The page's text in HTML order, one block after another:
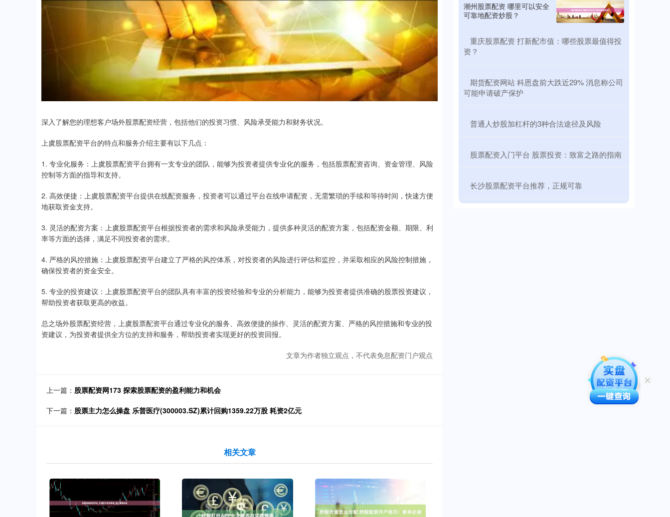
深入了解您的理想客户场外股票配资经营，包括他们的投资习惯、风险承受能力和财务状况。
上虞股票配资平台的特点和服务介绍主要有以下几点：
1. 专业化服务：上虞股票配资平台拥有一支专业的团队，能够为投资者提供专业化的服务，包括股票配资咨询、资金管理、风险
控制等方面的指导和支持。
2. 高效便捷：上虞股票配资平台提供在线配资服务，投资者可以通过平台在线申请配资，无需繁琐的手续和等待时间，快速方便
地获取资金支持。
3. 灵活的配资方案：上虞股票配资平台根据投资者的需求和风险承受能力，提供多种灵活的配资方案，包括配资金额、期限、利
率等方面的选择，满足不同投资者的需求。
4. 严格的风控措施：上虞股票配资平台建立了严格的风控体系，对投资者的风险进行评估和监控，并采取相应的风险控制措施，
确保投资者的资金安全。
5. 专业的投资建议：上虞股票配资平台的团队具有丰富的投资经验和专业的分析能力，能够为投资者提供准确的股票投资建议，
帮助投资者获取更高的收益。
总之场外股票配资经营，上虞股票配资平台通过专业化的服务、高效便捷的操作、灵活的配资方案、严格的风控措施和专业的投
资建议，为投资者提供全方位的支持和服务，帮助投资者实现更好的投资回报。
文章为作者独立观点，不代表免息配资门户观点
上一篇： 股票配资网173 探索股票配资的盈利能力和机会
下一篇： 股票主力怎么操盘 乐普医疗(300003.SZ)累计回购1359.22万股 耗资2亿元
相关文章
潮州股票配资 哪里可以安全
可靠地配资炒股？
​重庆股票配资 打新配市值：哪些股票最值得投
资？
​期货配资网站 科恩盘前大跌近29% 消息称公司
可能申请破产保护
​普通人炒股加杠杆的3种合法途径及风险
​股票配资入门平台 股票投资：致富之路的指南
​长沙股票配资平台推荐，正规可靠